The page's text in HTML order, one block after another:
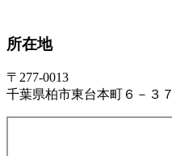
所在地
〒277-0013
千葉県柏市東台本町６－３７